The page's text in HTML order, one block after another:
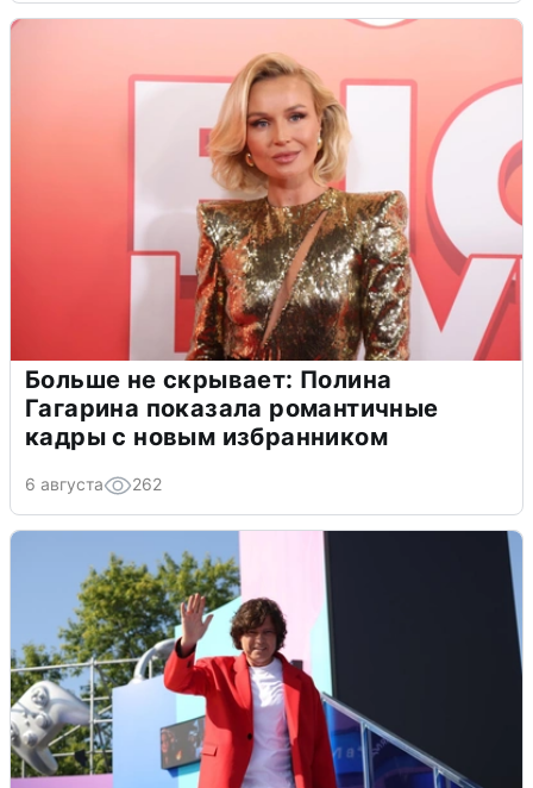
Больше не скрывает: Полина
Гагарина показала романтичные
кадры с новым избранником
6 августа 262